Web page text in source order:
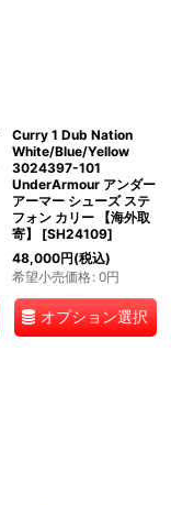
Curry 1 Dub Nation
White/Blue/Yellow
3024397-101
UnderArmour アンダー
アーマー シューズ ステ
フォン カリー 【海外取
寄】
[SH24109]
48,000円(税込)
希望小売価格: 0円
オプション選択